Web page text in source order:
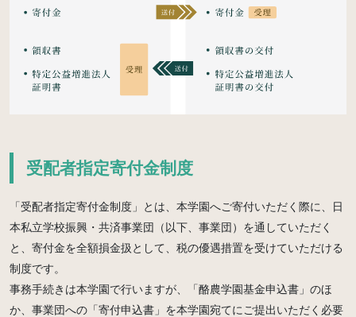
受配者指定寄付金制度
「受配者指定寄付金制度」とは、本学園へご寄付いただく際に、日
本私立学校振興・共済事業団（以下、事業団）を通していただく
と、寄付金を全額損金扱として、税の優遇措置を受けていただける
制度です。
事務手続きは本学園で行いますが、「酪農学園基金申込書」のほ
か、事業団への「寄付申込書」を本学園宛てにご提出いただく必要